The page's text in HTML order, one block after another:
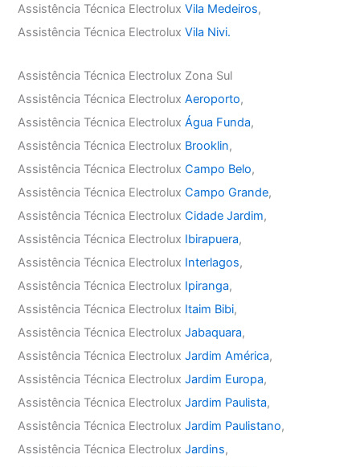
Assistência Técnica ElectroluxVila Medeiros,
Assistência Técnica ElectroluxVila Nivi.
Assistência Técnica Electrolux Zona Sul
Assistência Técnica ElectroluxAeroporto,
Assistência Técnica ElectroluxÁgua Funda,
Assistência Técnica Electrolux Brooklin,
Assistência Técnica ElectroluxCampo Belo,
Assistência Técnica ElectroluxCampo Grande,
Assistência Técnica ElectroluxCidade Jardim,
Assistência Técnica Electrolux Ibirapuera,
Assistência Técnica Electrolux Interlagos,
Assistência Técnica Electrolux Ipiranga,
Assistência Técnica Electrolux Itaim Bibi,
Assistência Técnica ElectroluxJabaquara,
Assistência Técnica ElectroluxJardim América,
Assistência Técnica ElectroluxJardim Europa,
Assistência Técnica ElectroluxJardim Paulista,
Assistência Técnica ElectroluxJardim Paulistano,
Assistência Técnica ElectroluxJardins,